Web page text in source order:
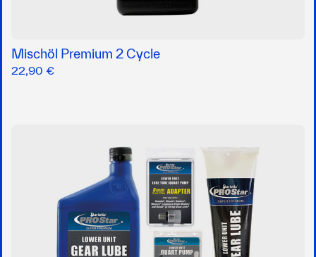
Mischöl Premium 2 Cycle
22,90 €